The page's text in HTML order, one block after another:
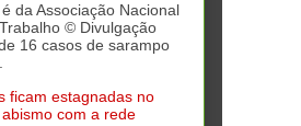
da Associação Nacional
© Divulgação
16 casos de sarampo
ficam estagnadas no
com a rede